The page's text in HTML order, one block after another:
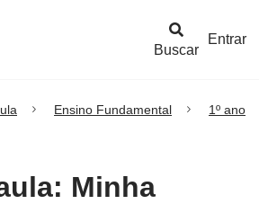
Buscar
Entrar
Ensino Fundamental 1º ano
Minha